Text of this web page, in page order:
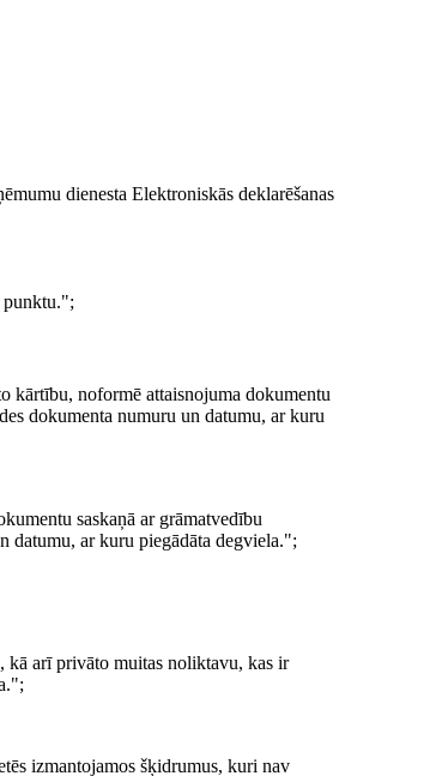
dienesta Elektroniskās deklarēšanas
punktu.";
kārtību, noformē attaisnojuma dokumentu
dokumenta numuru un datumu, ar kuru
saskaņā ar grāmatvedību
datumu, ar kuru piegādāta degviela.";
kā arī privāto muitas noliktavu, kas ir
izmantojamos šķidrumus, kuri nav